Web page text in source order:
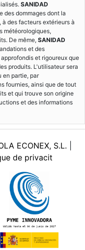
SANIDAD
des dommages dont la
des facteurs extérieurs à
météorologiques,
De même, SANIDAD
et des
et rigoureux que
produits. L'utilisateur sera
en partie, par
fournies, ainsi que de tout
et qui trouve son origine
et des informations
ECONEX, S.L.
de privacit